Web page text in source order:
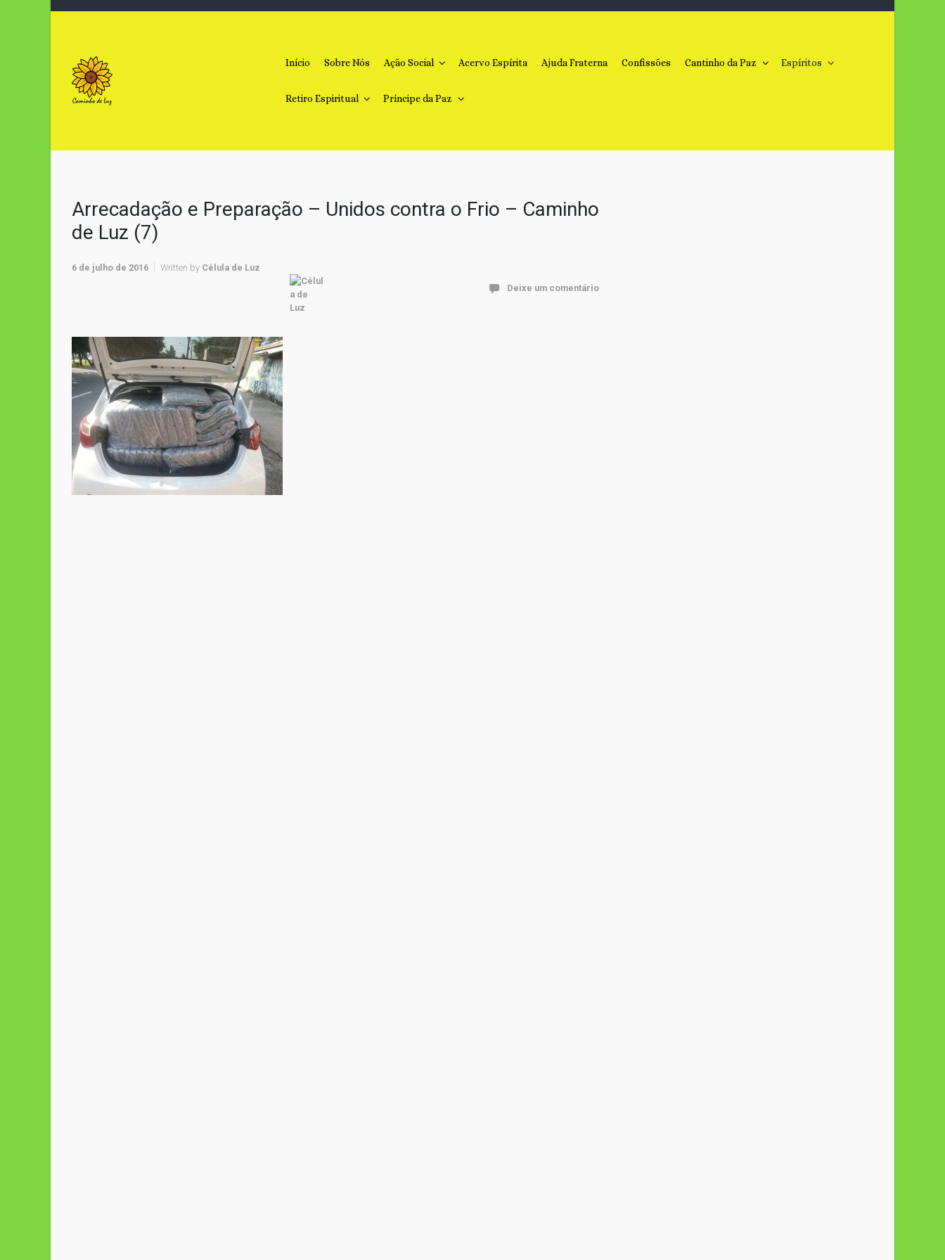
Início Sobre Nós Ação Social Acervo Espírita Ajuda Fraterna Confissões Cantinho da Paz Espíritos
Retiro Espiritual Príncipe da Paz
Arrecadação e Preparação – Unidos contra o Frio – Caminho
de Luz (7)
6 de julho de 2016 Written by Célula de Luz
Deixe um comentário